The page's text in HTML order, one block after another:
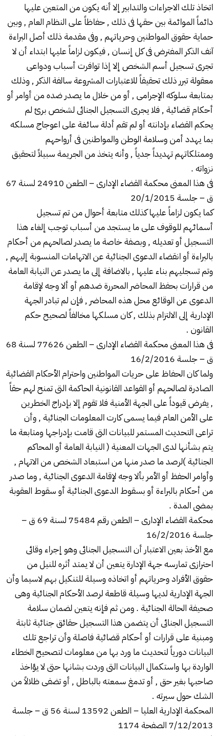
اتخاذ تلك الاجراءات والتدابير إلا أنه يكون من المتعين عليها
دائماً الموائمة بين حقها فى ذلك , حفاظاً على النظام العام , وبين
حماية حقوق المواطنين وحرياتهم , وفى مقدمة ذلك أصل البراءة
آنف الذكر المفترض فى كل إنسان , فيكون لزاماً عليها ابتداء أن لا
تجرى تسجيل أسم الشخص إلا إذا توافرت أسباب ودواعى
معقولة تبرر ذلك تحقيقاً للاعتبارات المشروعة سالفة الذكر , وذلك
بمتابعة سلوكه الإجرامى , أو من خلال ما يصدر ضده من أوامر أو
أحكام قضائية , فلا يجرى التسجيل الجنائى لشخص برئ لم
يحكم القضاء بإدانته أو لم تقم أدلة سائغة على اعوجاج مسلكه
بما يهدد أمن وسلامة الوطن والمواطنين فى أرواحهم
وممتلكاتهم تهديداً جدياً , وأنه يتخذ من الجريمة سبيلاً لتحقيق
نزواته .
فى هذا المعنى محكمة القضاء الإدارى – الطعن 24910 لسنة 67
ق – جلسة 20/1/2015
كما يكون لزاماً عليها كذلك متابعة أحوال من تم تسجيل
أسمائهم للوقوف على ما يستجد من أسباب توجب إلغاء هذا
التسجيل أو تعديله , وبصفة خاصة ما يصدر لصالحهم من أحكام
بالبراءة أو انقضاء الدعوى الجنائية عن الاتهامات المنسوبة إليهم ,
وتم تسجليهم بناء عليها , بالاضافة إلى ما يصدر عن النيابة العامة
من قرارات بحفظ المحاضر المحررة ضدهم أو ألا وجه لإقامة
الدعوى عن الوقائع محل هذه المحاضر , فإن لم تبادر الجهة
الإدارية إلى الالتزام بذلك , كان مسلكها مخالفاً لصحيح حكم
القانون .
فى هذا المعنى محكمة القضاء الإدارى – الطعن 77626 لسنة 68
ق – جلسة 16/2/2016
ولما كان الحفاظ على حريات المواطنين واحترام الأحكام القضائية
الصادرة لصالحهم أو القواعد القانونية الحاكمة التى تمنح لهم حقاً
, يفرض قيوداً على الجهة الأمنية فلا تقوم إلا بإدراج الخطرين
على الأمن العام فيما يسمى كارت المعلومات الجنائية , وأن
تراعى التحديث المستمر للبيانات التى قامت بإدراجها ومتابعة ما
يتم بشأنها لدى الجهات المعنية ( النيابة العامة أو المحاكم
الجنائية )لرصد ما صدر منها من استبعاد الشخص من الاتهام ,
وأوامر الحفظ أو الأمر بألا وجه لإقامة الدعوى الجنائية , وما صدر
من أحكام بالبراءة أو بسقوط الدعوى الجنائية أو سقوط العقوبة
بمضى المدة .
محكمة القضاء الإدارى – الطعن رقم 75484 لسنة 69 ق –
جلسة 16/2/2016
مع الأخذ بعين الاعتبار أن التسجيل الجنائى وهو إجراء وقائى
احترازى تمارسه جهة الإدارة يتعين أن لا يمتد أثره للنيل من
حقوق الأفراد وحرياتهم أو اتخاذه وسيلة للتنكيل بهم لاسيما وأن
الجهة الإدارية لديها وسيلة قاطعة لرصد الأحكام الجنائية وهى
صحيفة الحالة الجنائية . ومن ثم فإنه يتعين لضمان سلامة
التسجيل الجنائى أن يتضمن هذا التسجيل حقائق جنائية ثابتة
ومبنية على قرارات أو أحكام قضائية فاصلة وأن تراجع تلك
البيانات دورياً لتحديث ما ورد بها من معلومات لتصحيح الخطاء
الواردة بها واستكمال البيانات التى وردت بشانها حتى لا يؤاخذ
صاحبها بغير حق , أو تدمغ سمعته بالباطل , أو تضفى ظلالاً من
الشك حول سيرته .
المحكمة الإدارية العليا – الطعن 13592 لسنة 56 ق – جلسة
7/12/2013 الصفحة 1174